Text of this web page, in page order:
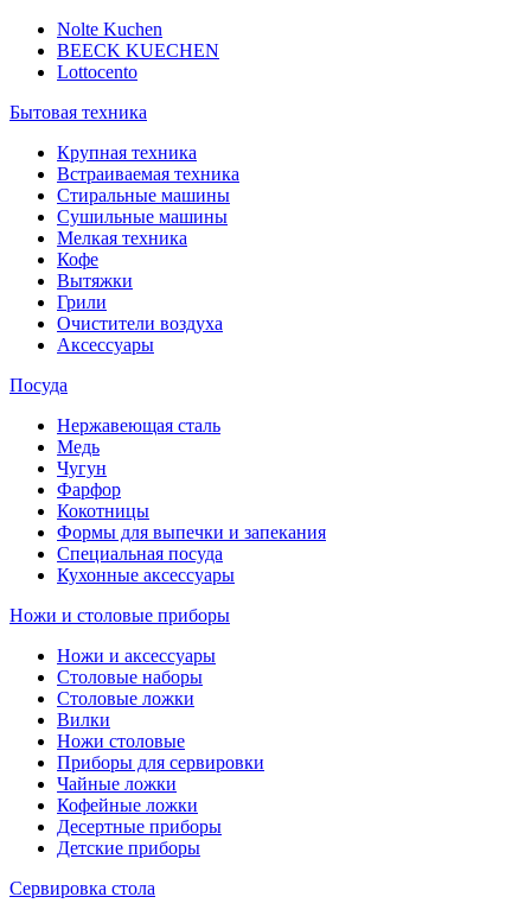
Nolte Kuchen
BEECK KUECHEN
Lottocento
Бытовая техника
Крупная техника
Встраиваемая техника
Стиральные машины
Сушильные машины
Мелкая техника
Кофе
Вытяжки
Грили
Очистители воздуха
Аксессуары
Посуда
Нержавеющая сталь
Медь
Чугун
Фарфор
Кокотницы
Формы для выпечки и запекания
Специальная посуда
Кухонные аксессуары
Ножи и столовые приборы
Ножи и аксессуары
Столовые наборы
Столовые ложки
Вилки
Ножи столовые
Приборы для сервировки
Чайные ложки
Кофейные ложки
Десертные приборы
Детские приборы
Сервировка стола